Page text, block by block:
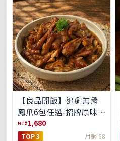
【良品開飯】追劇無骨
鳳爪6包任選-招牌原味/
濃濃蒜香/過癮麻辣(免運
組)
NT$ 1,680
TOP 3 月銷 68